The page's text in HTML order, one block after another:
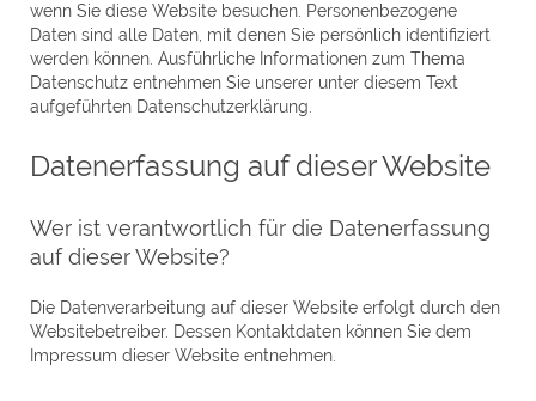
wenn Sie diese Website besuchen. Personenbezogene
Daten sind alle Daten, mit denen Sie persönlich identifiziert
werden können. Ausführliche Informationen zum Thema
Datenschutz entnehmen Sie unserer unter diesem Text
aufgeführten Datenschutzerklärung.
Datenerfassung auf dieser Website
Wer ist verantwortlich für die Datenerfassung
auf dieser Website?
Die Datenverarbeitung auf dieser Website erfolgt durch den
Websitebetreiber. Dessen Kontaktdaten können Sie dem
Impressum dieser Website entnehmen.